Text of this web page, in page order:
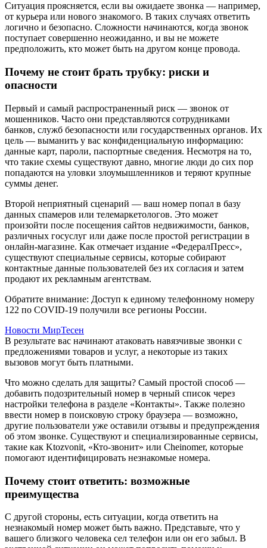
Ситуация проясняется, если вы ожидаете звонка — например,
от курьера или нового знакомого. В таких случаях ответить
логично и безопасно. Сложности начинаются, когда звонок
поступает совершенно неожиданно, и вы не можете
предположить, кто может быть на другом конце провода.
Почему не стоит брать трубку: риски и
опасности
Первый и самый распространенный риск — звонок от
мошенников. Часто они представляются сотрудниками
банков, служб безопасности или государственных органов. Их
цель — выманить у вас конфиденциальную информацию:
данные карт, пароли, паспортные сведения. Несмотря на то,
что такие схемы существуют давно, многие люди до сих пор
попадаются на уловки злоумышленников и теряют крупные
суммы денег.
Второй неприятный сценарий — ваш номер попал в базу
данных спамеров или телемаркетологов. Это может
произойти после посещения сайтов недвижимости, банков,
различных госуслуг или даже после простой регистрации в
онлайн-магазине. Как отмечает издание «ФедералПресс»,
существуют специальные сервисы, которые собирают
контактные данные пользователей без их согласия и затем
продают их рекламным агентствам.
Обратите внимание: Доступ к единому телефонному номеру
122 по COVID-19 получили все регионы России.
Новости МирТесен
В результате вас начинают атаковать навязчивые звонки с
предложениями товаров и услуг, а некоторые из таких
вызовов могут быть платными.
Что можно сделать для защиты? Самый простой способ —
добавить подозрительный номер в черный список через
настройки телефона в разделе «Контакты». Также полезно
ввести номер в поисковую строку браузера — возможно,
другие пользователи уже оставили отзывы и предупреждения
об этом звонке. Существуют и специализированные сервисы,
такие как Ktozvonit, «Кто-звонит» или Cheinomer, которые
помогают идентифицировать незнакомые номера.
Почему стоит ответить: возможные
преимущества
С другой стороны, есть ситуации, когда ответить на
незнакомый номер может быть важно. Представьте, что у
вашего близкого человека сел телефон или он его забыл. В